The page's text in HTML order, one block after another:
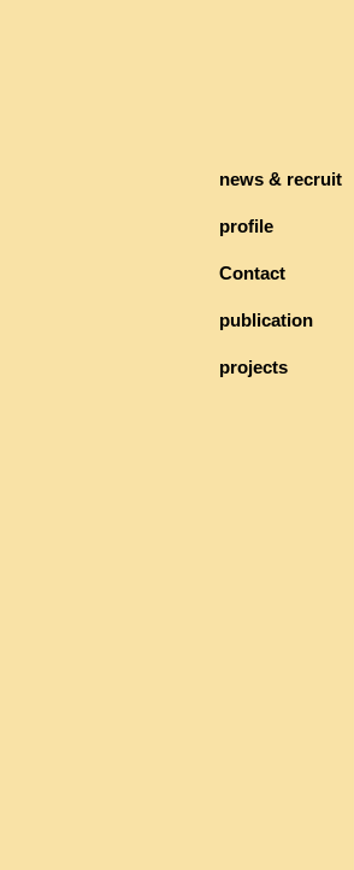
news & recruit
profile
Contact
publication
projects